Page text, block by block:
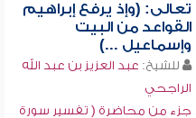
تعالى: (وإذ يرفع إبراهيم
القواعد من البيت
وإسماعيل ...)
للشيخ: عبد العزيز بن عبد الله
الراجحي
جزء من محاضرة ( تفسير سورة